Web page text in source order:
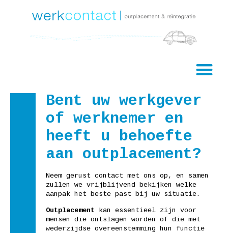
Bent uw werkgever
of werknemer en
heeft u behoefte
aan outplacement?
Neem gerust contact met ons op, en samen
zullen we vrijblijvend bekijken welke
aanpak het beste past bij uw situatie.
Outplacement kan essentieel zijn voor
mensen die ontslagen worden of die met
wederzijdse overeenstemming hun functie